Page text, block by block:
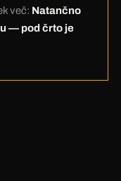
več: Natančno
— pod črto je